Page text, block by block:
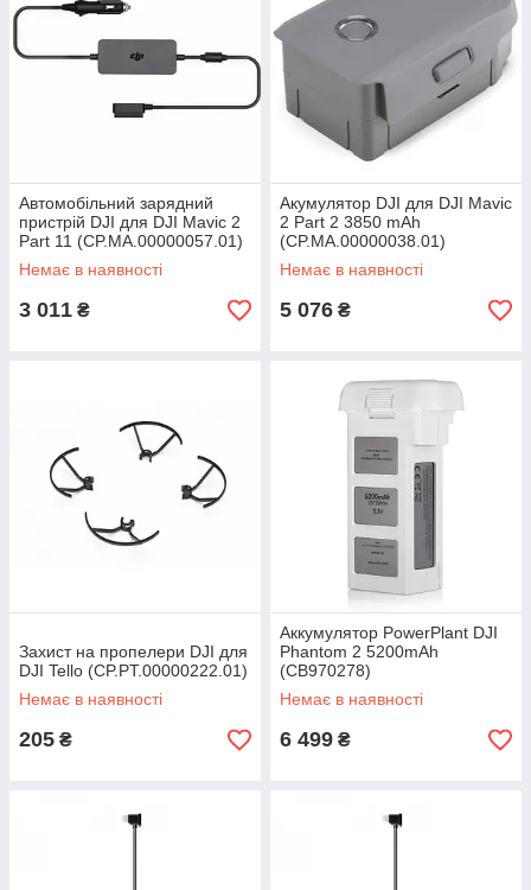
Автомобільний зарядний
пристрій DJI для DJI Mavic 2
Part 11 (CP.MA.00000057.01)
Немає в наявності
3 011 ₴
Акумулятор DJI для DJI Mavic
2 Part 2 3850 mAh
(CP.MA.00000038.01)
Немає в наявності
5 076 ₴
Захист на пропелери DJI для
DJI Tello (CP.PT.00000222.01)
Немає в наявності
205 ₴
Аккумулятор PowerPlant DJI
Phantom 2 5200mAh
(CB970278)
Немає в наявності
6 499 ₴